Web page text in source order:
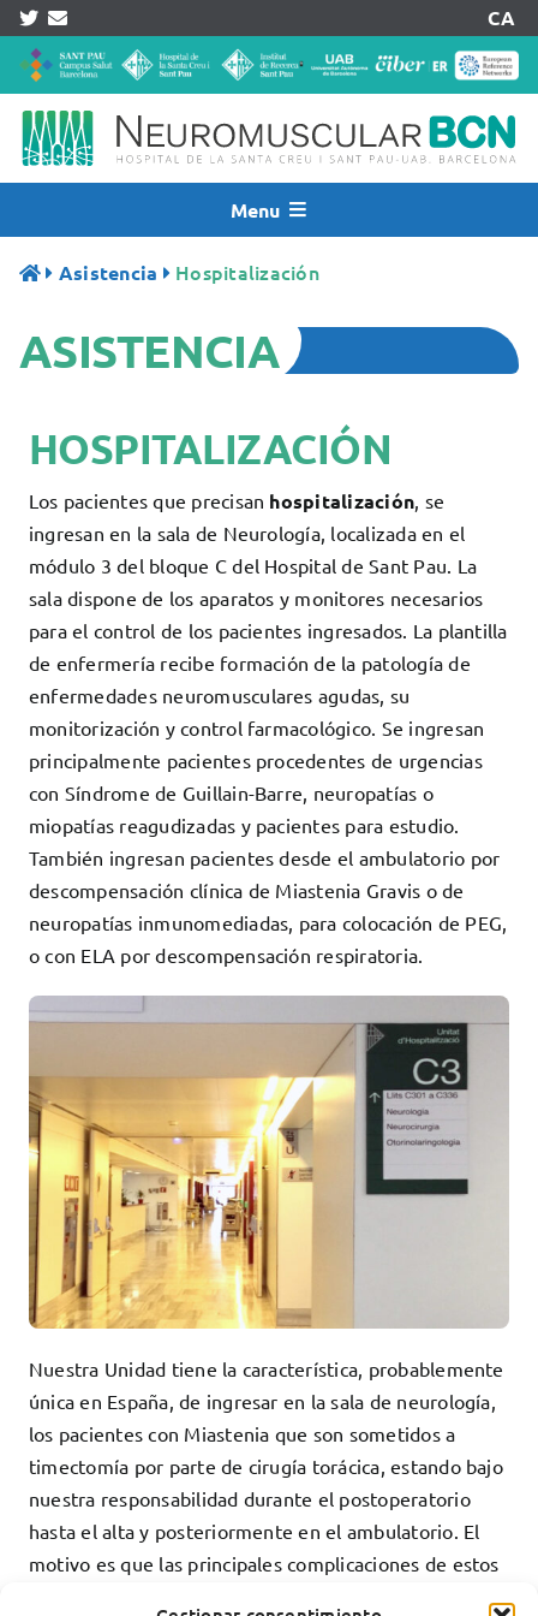
Skip
content
CA
Menu
Quiénes Somos
Asistencia
Pacientes
Acreditaciones
Registros
Docencia
Servicios
Cómo colaborar
Contacto
Asistencia Hospitalización
ASISTENCIA
HOSPITALIZACIÓN
Los pacientes que precisan hospitalización , se
ingresan en la sala de Neurología, localizada en el
módulo 3 del bloque C del Hospital de Sant Pau. La
sala dispone de los aparatos y monitores necesarios
para el control de los pacientes ingresados. La plantilla
de enfermería recibe formación de la patología de
enfermedades neuromusculares agudas, su
monitorización y control farmacológico. Se ingresan
principalmente pacientes procedentes de urgencias
con Síndrome de Guillain-Barre, neuropatías o
miopatías reagudizadas y pacientes para estudio.
También ingresan pacientes desde el ambulatorio por
descompensación clínica de Miastenia Gravis o de
neuropatías inmunomediadas, para colocación de PEG,
o con ELA por descompensación respiratoria.
Nuestra Unidad tiene la característica, probablemente
única en España, de ingresar en la sala de neurología,
los pacientes con Miastenia que son sometidos a
timectomía por parte de cirugía torácica, estando bajo
nuestra responsabilidad durante el postoperatorio
hasta el alta y posteriormente en el ambulatorio. El
motivo es que las principales complicaciones de estos